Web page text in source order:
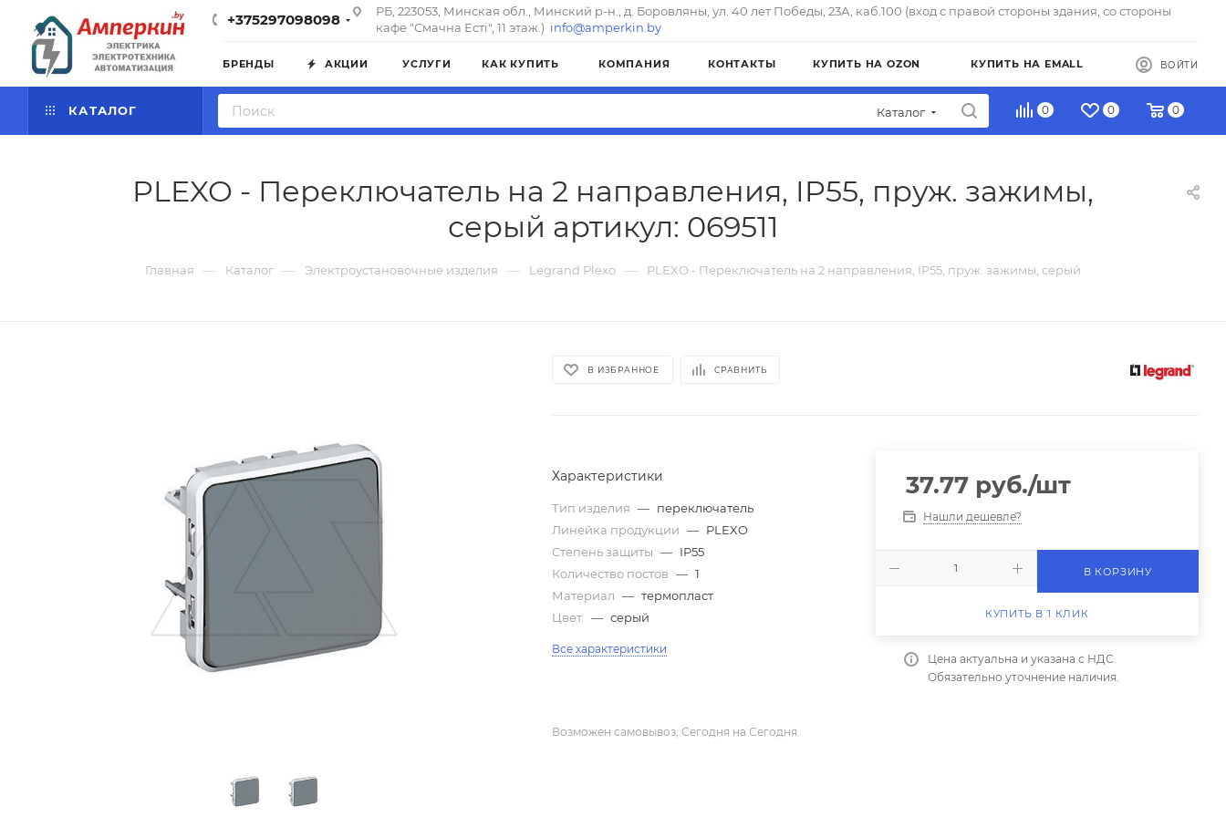
+375297098098
РБ, 223053, Минская обл., Минский р-н., д. Боровляны, ул. 40 лет Победы, 23А, каб.100 (вход с правой стороны здания, со стороны
кафе "Смачна Естi", 11 этаж.) info@amperkin.by
БРЕНДЫ АКЦИИ УСЛУГИ КАК КУПИТЬ КОМПАНИЯ КОНТАКТЫ КУПИТЬ НА OZON КУПИТЬ НА EMALL ВОЙТИ
КАТАЛОГ Каталог 0 0 0
PLEXO - Переключатель на 2 направления, IP55, пруж. зажимы,
серый артикул: 069511
Главная — Каталог — Электроустановочные изделия — Legrand Plexo — PLEXO - Переключатель на 2 направления, IP55, пруж. зажимы, серый
В ИЗБРАННОЕ СРАВНИТЬ
Характеристики
Тип изделия — переключатель
Линейка продукции — PLEXO
Степень защиты — IP55
Количество постов — 1
Материал — термопласт
Цвет.
— серый
Все характеристики
37.77руб./шт
Нашли дешевле?
В КОРЗИНУ
КУПИТЬ В 1 КЛИК
Цена актуальна и указана с НДС.
Обязательно уточнение наличия.
Возможен самовывоз, Сегодня на Сегодня.